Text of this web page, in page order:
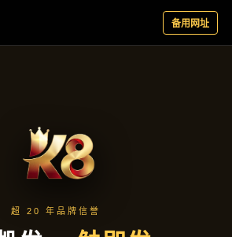
客户见证
首页 客户见证